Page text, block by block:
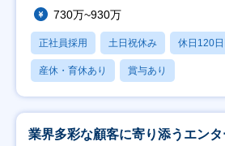
730万~930万
正社員採用 土日祝休み 休日120
産休・育休あり 賞与あり
業界多彩な顧客に寄り添うエン